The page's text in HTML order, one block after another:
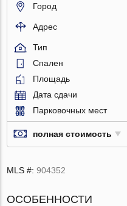
Город
Адрес
Тип
Спален
Площадь
Дата сдачи
Парковочных мест
полная стоимость
MLS #:904352
ОСОБЕННОСТИ